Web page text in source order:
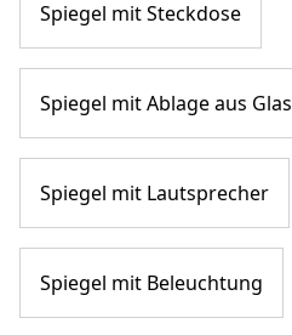
Spiegel mit Steckdose
Spiegel mit Ablage aus Glas
Spiegel mit Lautsprecher
Spiegel mit Beleuchtung